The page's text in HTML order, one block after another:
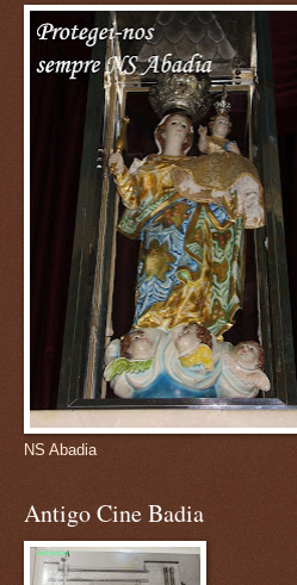
NS Abadia
Antigo Cine Badia